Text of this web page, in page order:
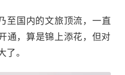
至国内的文旅顶流，一直
通，算是锦上添花，但对
了。